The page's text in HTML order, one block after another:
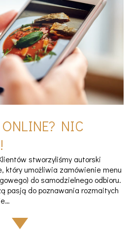
NIC
stworzyliśmy autorski
który umożliwia zamówienie menu
do samodzielnego odbioru.
pasją do poznawania rozmaitych